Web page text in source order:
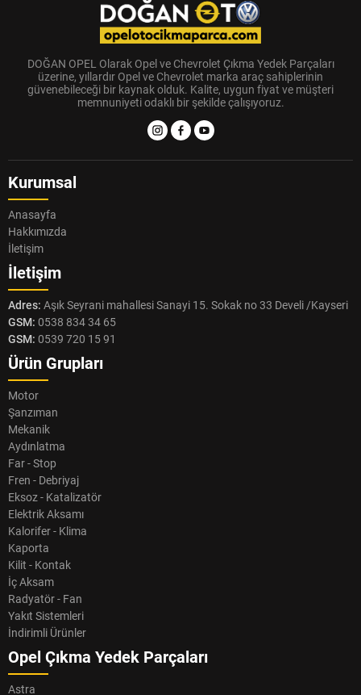
DOĞAN OPEL Olarak Opel ve Chevrolet Çıkma Yedek Parçaları
üzerine, yıllardır Opel ve Chevrolet marka araç sahiplerinin
güvenebileceği bir kaynak olduk. Kalite, uygun fiyat ve müşteri
memnuniyeti odaklı bir şekilde çalışıyoruz.
Kurumsal
Anasayfa
Hakkımızda
İletişim
İletişim
Adres: Aşık Seyrani mahallesi Sanayi 15. Sokak no 33 Develi /Kayseri
GSM: 0538 834 34 65
GSM: 0539 720 15 91
Ürün Grupları
Motor
Şanzıman
Mekanik
Aydınlatma
Far - Stop
Fren - Debriyaj
Eksoz - Katalizatör
Elektrik Aksamı
Kalorifer - Klima
Kaporta
Kilit - Kontak
İç Aksam
Radyatör - Fan
Yakıt Sistemleri
İndirimli Ürünler
Opel Çıkma Yedek Parçaları
Astra